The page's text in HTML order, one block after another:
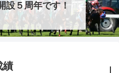
設５周年です！
績